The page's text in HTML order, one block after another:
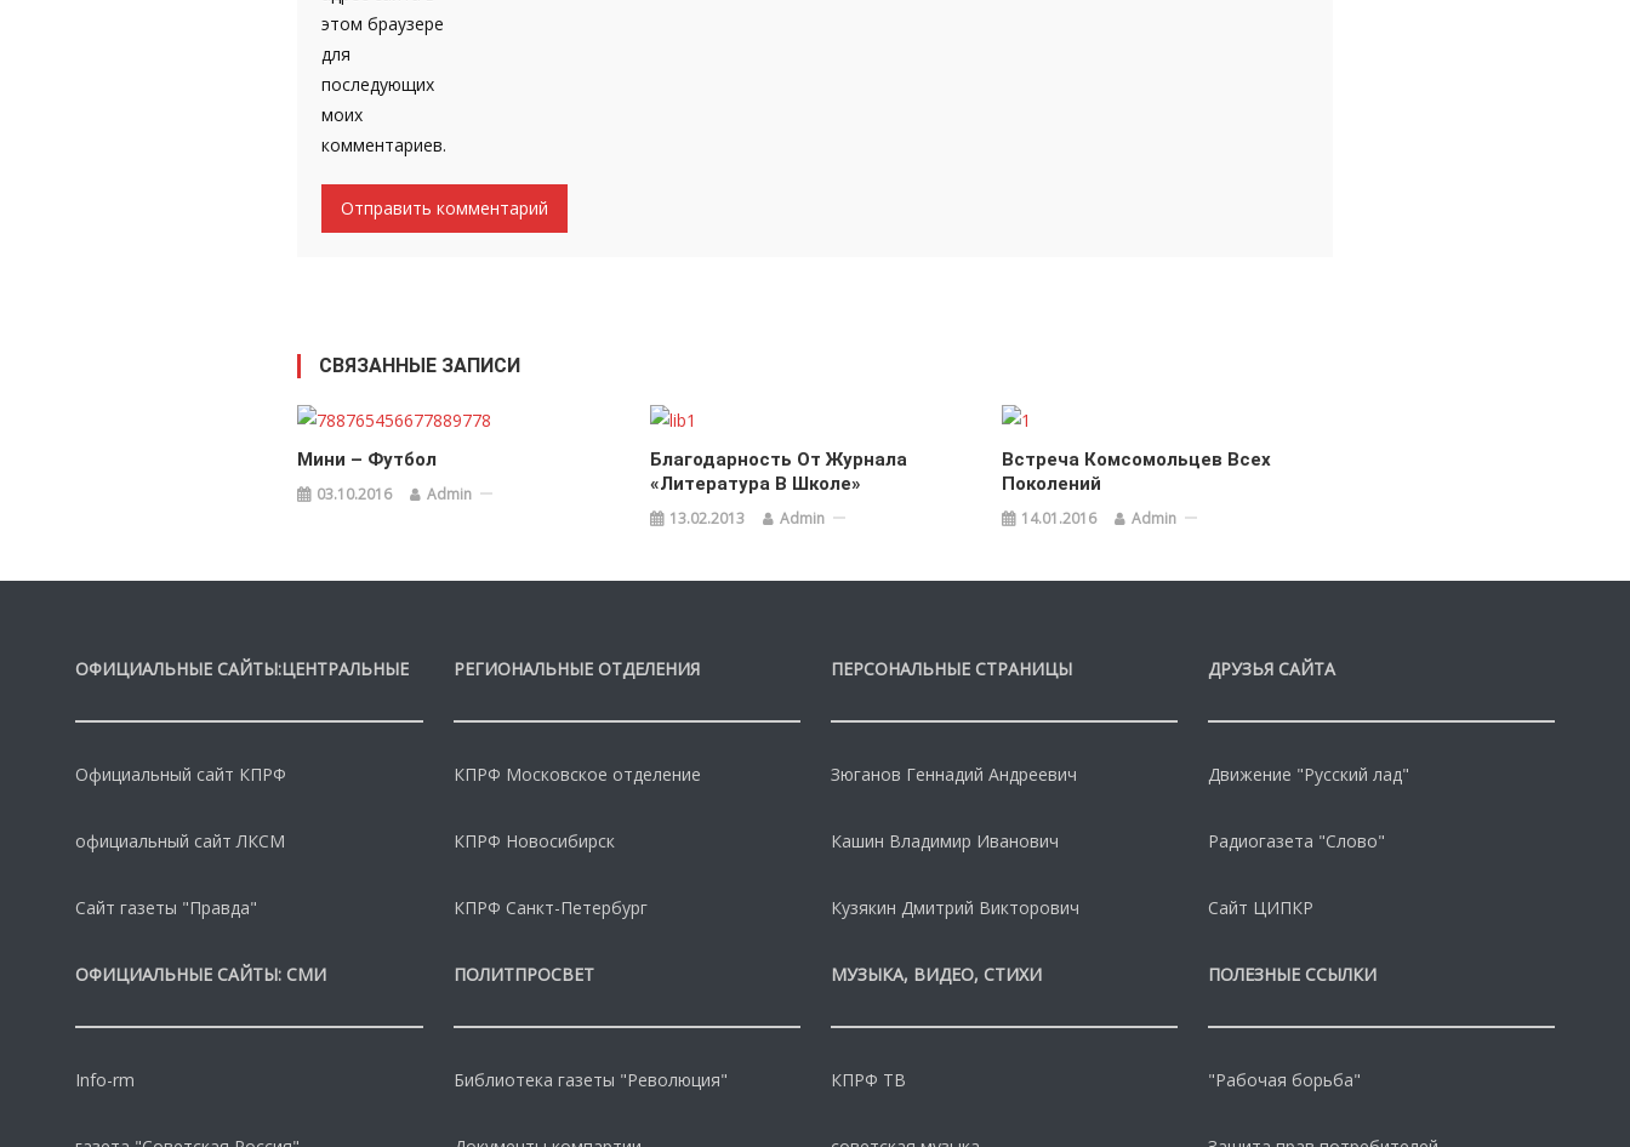
этом браузере
для
последующих
моих
комментариев.
СВЯЗАННЫЕ ЗАПИСИ
Мини – Футбол
03.10.2016 Admin
Благодарность От Журнала
«Литература В Школе»
13.02.2013 Admin
Встреча Комсомольцев Всех
Поколений
14.01.2016 Admin
ОФИЦИАЛЬНЫЕ САЙТЫ:ЦЕНТРАЛЬНЫЕ
Официальный сайт КПРФ
официальный сайт ЛКСМ
Сайт газеты "Правда"
ОФИЦИАЛЬНЫЕ САЙТЫ: СМИ
Info-rm
РЕГИОНАЛЬНЫЕ ОТДЕЛЕНИЯ
КПРФ Московское отделение
КПРФ Новосибирск
КПРФ Санкт-Петербург
ПОЛИТПРОСВЕТ
Библиотека газеты "Революция"
ПЕРСОНАЛЬНЫЕ СТРАНИЦЫ
Зюганов Геннадий Андреевич
Кашин Владимир Иванович
Кузякин Дмитрий Викторович
МУЗЫКА, ВИДЕО, СТИХИ
КПРФ ТВ
ДРУЗЬЯ САЙТА
Движение "Русский лад"
Радиогазета "Слово"
Сайт ЦИПКР
ПОЛЕЗНЫЕ ССЫЛКИ
"Рабочая борьба"